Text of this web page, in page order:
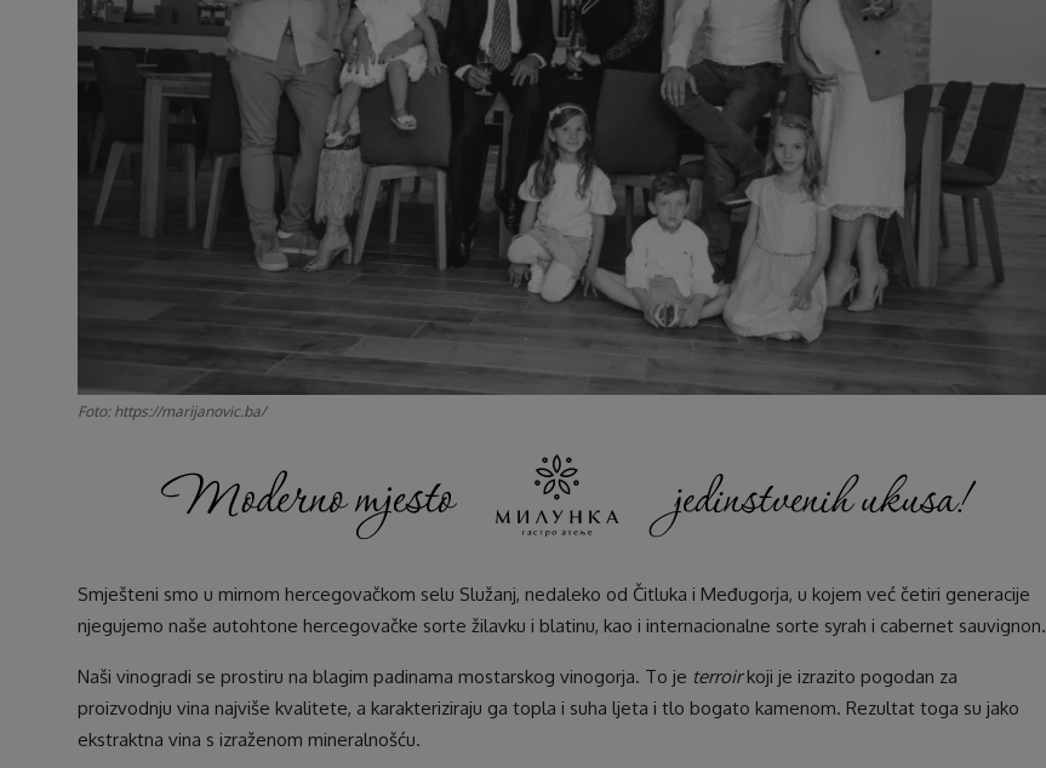
Foto: https://marijanovic.ba/
Smješteni smo u mirnom hercegovačkom selu Služanj, nedaleko od Čitluka i Međugorja, u kojem već četiri generacije
njegujemo naše autohtone hercegovačke sorte žilavku i blatinu, kao i internacionalne sorte syrah i cabernet sauvignon.
Naši vinogradi se prostiru na blagim padinama mostarskog vinogorja. To je terroir koji je izrazito pogodan za
proizvodnju vina najviše kvalitete, a karakteriziraju ga topla i suha ljeta i tlo bogato kamenom. Rezultat toga su jako
ekstraktna vina s izraženom mineralnošću.